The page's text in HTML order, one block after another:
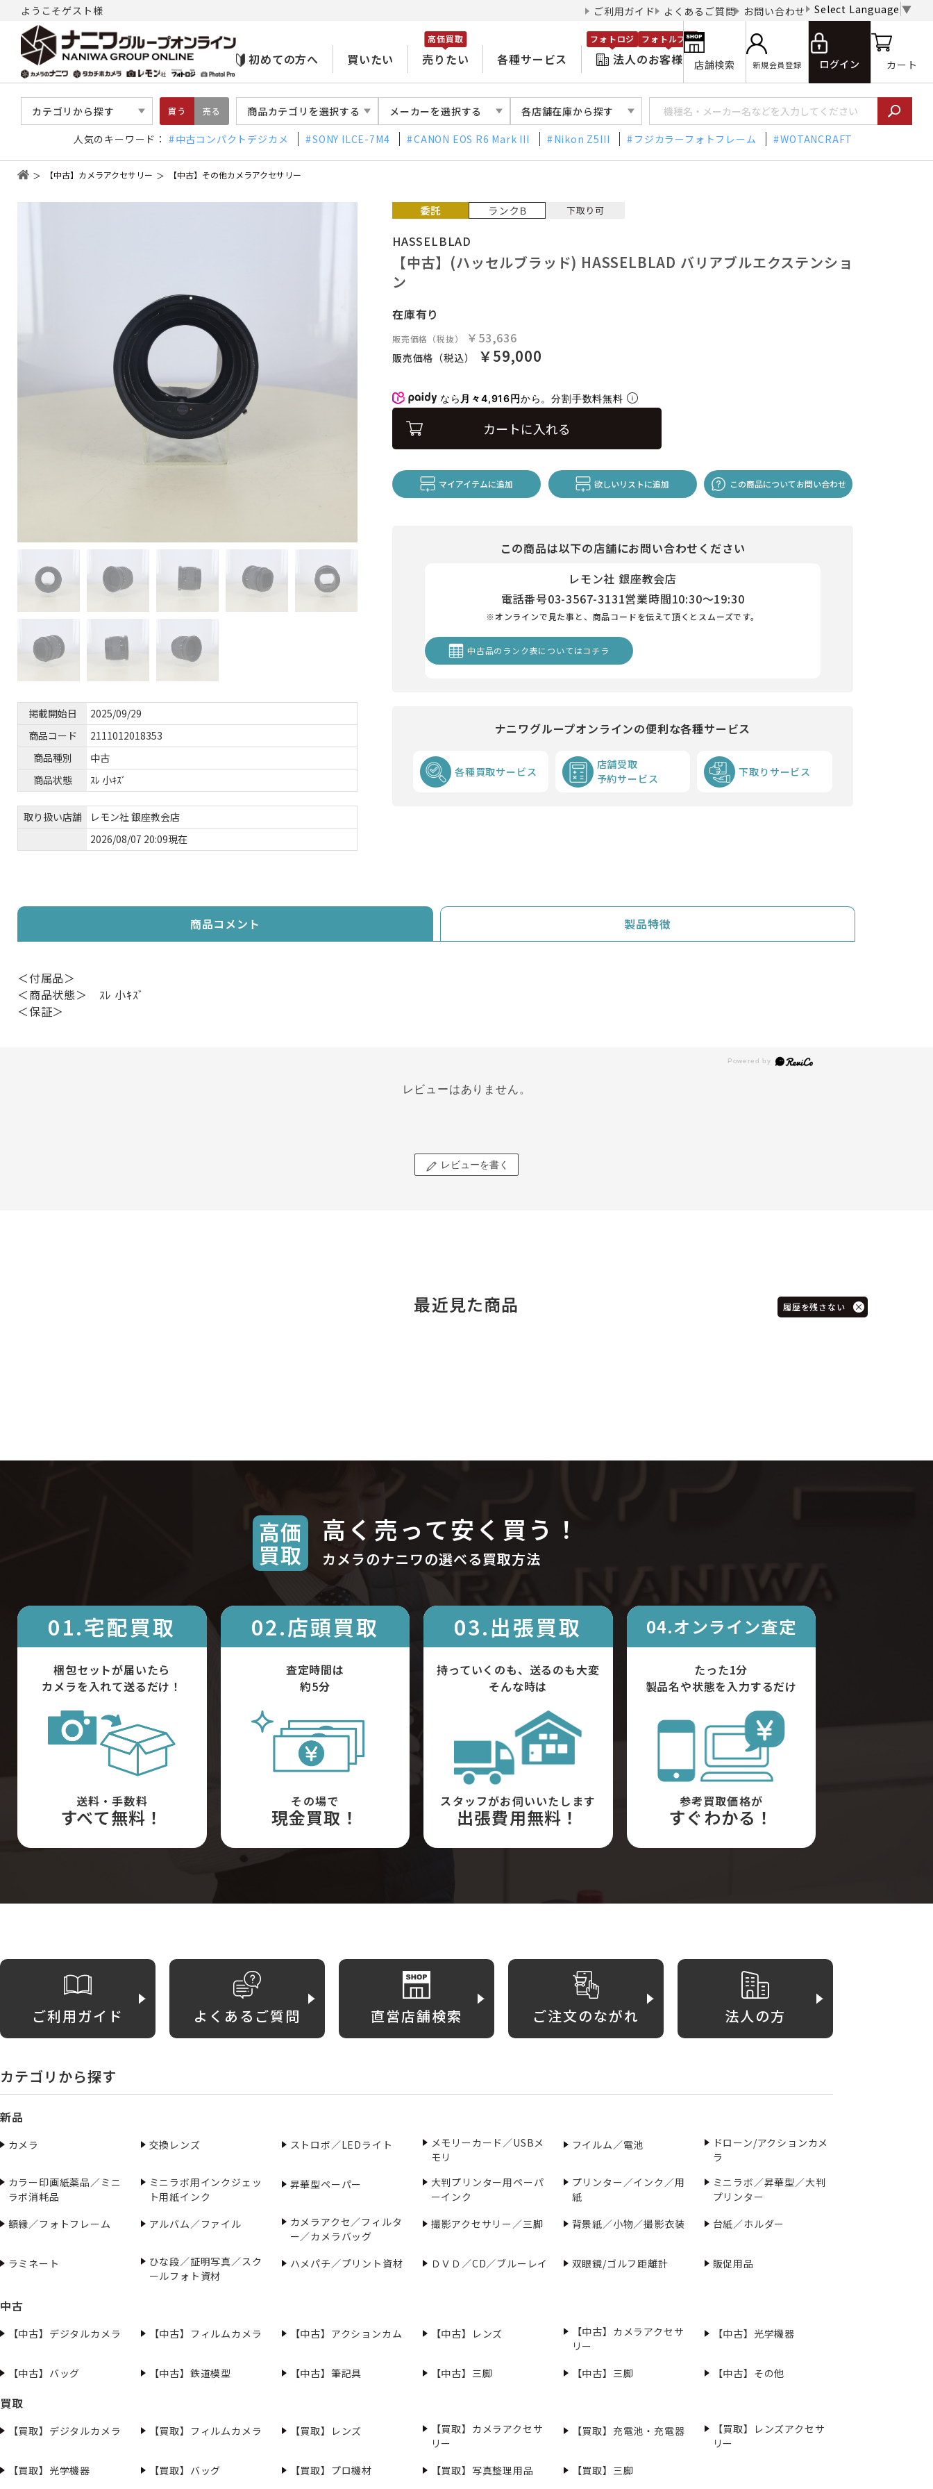
ようこそゲスト様 ご利用ガイド よくあるご質問 お問い合わせ Select Language ▼
初めての方へ 買いたい 売りたい
高価買取
各種サービス 法人のお客様
フォトロジ フォトルプロ
店舗検索 新規会員登録 ログイン カート
カテゴリから探す 買う 売る 商品カテゴリを選択する メーカーを選択する 各店舗在庫から探す
人気のキーワード： 中古コンパクトデジカメ SONY ILCE-7M4 CANON EOS R6 Mark III Nikon Z5III フジカラーフォトフレーム WOTANCRAFT
【中古】カメラアクセサリー 【中古】その他カメラアクセサリー
掲載開始日
2025/09/29
商品コード
2111012018353
商品種別
中古
商品状態
ｽﾚ 小ｷｽﾞ
取り扱い店舗
レモン社 銀座教会店
2026/08/07 20:09現在
HASSELBLAD
【中古】(ハッセルブラッド) HASSELBLAD バリアブルエクステンショ
ン
在庫有り
販売価格（税抜） ￥53,636
販売価格（税込） ￥59,000
なら 月々4,916円から。分割手数料無料
カートに入れる
マイアイテムに追加 欲しいリストに追加 この商品についてお問い合わせ
この商品は以下の店舗にお問い合わせください
レモン社 銀座教会店
電話番号03-3567-3131営業時間10:30～19:30
※オンラインで見た事と、商品コードを伝えて頂くとスムーズです。
中古品のランク表についてはコチラ
ナニワグループオンラインの便利な各種サービス
各種買取サービス
店舗受取
予約サービス
下取りサービス
商品コメント 製品特徴
＜付属品＞
＜商品状態＞ ｽﾚ 小ｷｽﾞ
＜保証＞
レビューはありません。
レビューを書く
最近見た商品 履歴を残さない
高価
買取
高く売って安く買う！
カメラのナニワの選べる買取方法
01.宅配買取
梱包セットが届いたら
カメラを入れて送るだけ！
送料・手数料
すべて無料！
02.店頭買取
査定時間は
約5分
その場で
現金買取！
03.出張買取
持っていくのも、送るのも大変
そんな時は
スタッフがお伺いいたします
出張費用無料！
04.オンライン査定
たった1分
製品名や状態を入力するだけ
参考買取価格が
すぐわかる！
ご利用ガイド よくあるご質問 直営店舗検索 ご注文のながれ 法人の方
カテゴリから探す
新品
カメラ 交換レンズ ストロボ／LEDライト
メモリーカード／USBメ
モリ
フイルム／電池
ドローン/アクションカメ
ラ
カラー印画紙薬品／ミニ
ラボ消耗品
ミニラボ用インクジェッ
ト用紙インク
昇華型ペーパー
大判プリンター用ペーパ
ーインク
プリンター／インク／用
紙
ミニラボ／昇華型／大判
プリンター
額縁／フォトフレーム
アルバム／ファイル
カメラアクセ／フィルタ
ー／カメラバッグ
撮影アクセサリー／三脚 背景紙／小物／撮影衣装 台紙／ホルダー
ラミネート
ひな段／証明写真／スク
ールフォト資材
ハメパチ／プリント資材 ＤＶＤ／CD／ブルーレイ 双眼鏡/ゴルフ距離計 販促用品
中古
【中古】デジタルカメラ 【中古】フィルムカメラ 【中古】アクションカム 【中古】レンズ
【中古】カメラアクセサ
リー
【中古】光学機器
【中古】バッグ 【中古】鉄道模型 【中古】筆記具 【中古】三脚 【中古】三脚 【中古】その他
買取
【買取】デジタルカメラ 【買取】フィルムカメラ 【買取】レンズ
【買取】カメラアクセサ
リー
【買取】充電池・充電器
【買取】レンズアクセサ
リー
【買取】光学機器
【買取】バッグ 【買取】プロ機材 【買取】写真整理用品 【買取】三脚